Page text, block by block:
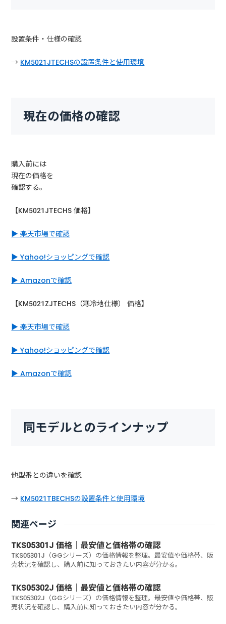
設置条件・仕様の確認
→ KM5021JTECHSの設置条件と使用環境
現在の価格の確認
購入前には
現在の価格を
確認する。
【KM5021JTECHS 価格】
▶ 楽天市場で確認
▶ Yahoo!ショッピングで確認
▶ Amazonで確認
【KM5021ZJTECHS（寒冷地仕様） 価格】
▶ 楽天市場で確認
▶ Yahoo!ショッピングで確認
▶ Amazonで確認
同モデルとのラインナップ
他型番との違いを確認
→ KM5021TBECHSの設置条件と使用環境
関連ページ
TKS05301J 価格｜最安値と価格帯の確認
TKS05301J（GGシリーズ）の価格情報を整理。最安値や価格帯、販
売状況を確認し、購入前に知っておきたい内容が分かる。
TKS05302J 価格｜最安値と価格帯の確認
TKS05302J（GGシリーズ）の価格情報を整理。最安値や価格帯、販
売状況を確認し、購入前に知っておきたい内容が分かる。